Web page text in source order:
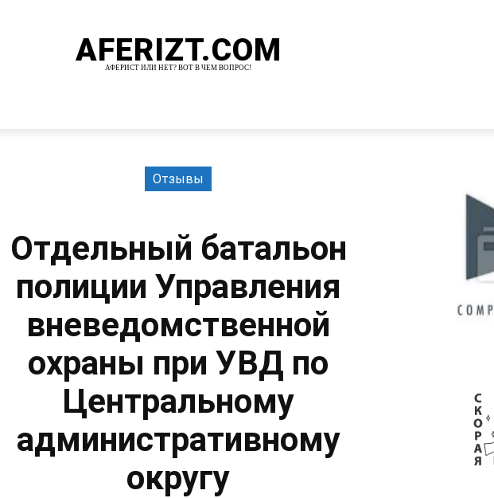
AFERIZT.COM
АФЕРИСТ ИЛИ НЕТ? ВОТ В ЧЕМ ВОПРОС!
Отзывы
Отдельный батальон
полиции Управления
вневедомственной
охраны при УВД по
Центральному
административному
округу